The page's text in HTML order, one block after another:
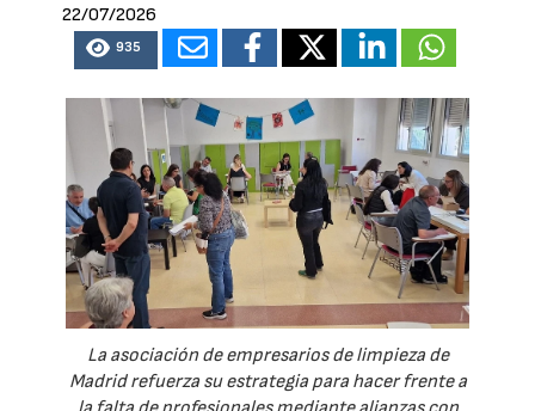
22/07/2026
935
La asociación de empresarios de limpieza de
Madrid refuerza su estrategia para hacer frente a